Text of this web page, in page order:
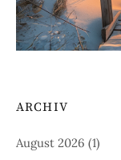
ARCHIV
August 2026 (1)